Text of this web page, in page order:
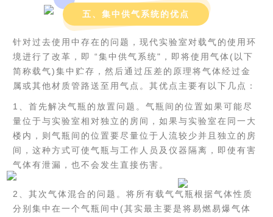
五、集中供气系统的优点
针对过去使用中存在的问题，现代实验室对载气的使用环
境进行了改革，即 “集中供气系统"，即将使用气体(以下
简称载气)集中贮存，然后通过压差的原理将气体经过金
属或其他材质管路送至用气点。其优点主要有以下几点：
1、首先解决气瓶的放置问题。气瓶间的位置如果可能尽
量位于与实验室相对独立的房间，如果与实验室在同一大
楼内，则气瓶间的位置要尽量位于人流较少并且独立的房
间，这种方式可使气瓶与工作人员及仪器隔离，即使有害
气体有泄漏，也不会发生直接伤害。
2、其次气体混合的问题。将所有载气气瓶根据气体性质
分别集中在一个气瓶间中(其实最主要是将易燃易爆气体